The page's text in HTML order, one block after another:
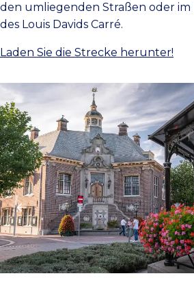
den umliegenden Straßen oder im
des Louis Davids Carré.
Laden Sie die Strecke herunter!